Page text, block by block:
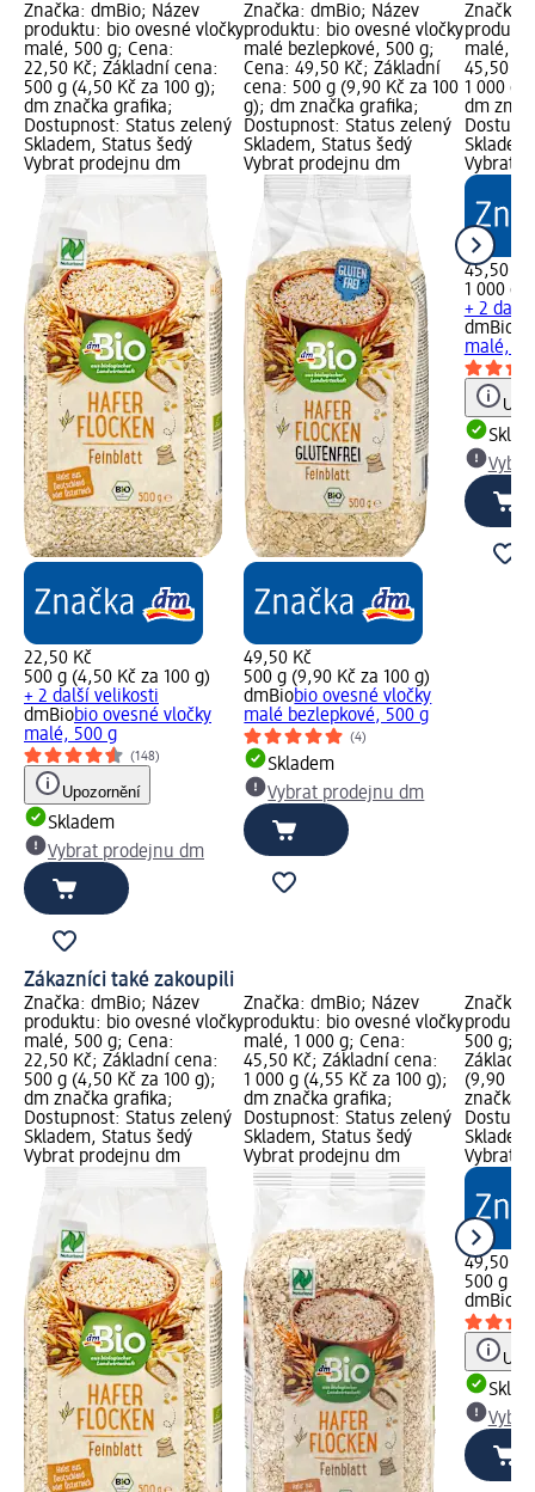
Značka: dmBio; Název
produktu: bio ovesné vločky
malé, 500 g; Cena:
22,50 Kč; Základní cena:
500 g (4,50 Kč za 100 g);
dm značka grafika;
Dostupnost: Status zelený
Skladem, Status šedý
Vybrat prodejnu dm
22,50 Kč
500 g (4,50 Kč za 100 g)
+ 2 další velikosti
dmBiobio ovesné vločky
malé, 500 g
(148)
Upozornění
Skladem
Vybrat prodejnu dm
Značka: dmBio; Název
produktu: bio ovesné vločky
malé bezlepkové, 500 g;
Cena: 49,50 Kč; Základní
cena: 500 g (9,90 Kč za 100
g); dm značka grafika;
Dostupnost: Status zelený
Skladem, Status šedý
Vybrat prodejnu dm
49,50 Kč
500 g (9,90 Kč za 100 g)
dmBiobio ovesné vločky
malé bezlepkové, 500 g
(4)
Skladem
Vybrat prodejnu dm
Značka:
malé, 1
45,50
1 000 g
dm
Vybrat
45,50 Kč
1 000 g
+ 2
dmBio
malé, 1
Zákazníci také zakoupili
Značka: dmBio; Název
produktu: bio ovesné vločky
malé, 500 g; Cena:
22,50 Kč; Základní cena:
500 g (4,50 Kč za 100 g);
dm značka grafika;
Dostupnost: Status zelený
Skladem, Status šedý
Vybrat prodejnu dm
Značka: dmBio; Název
produktu: bio ovesné vločky
malé, 1 000 g; Cena:
45,50 Kč; Základní cena:
1 000 g (4,55 Kč za 100 g);
dm značka grafika;
Dostupnost: Status zelený
Skladem, Status šedý
Vybrat prodejnu dm
Značka:
500 g;
(9,90 Kč
značka
Vybrat
49,50 Kč
500 g
dmBio